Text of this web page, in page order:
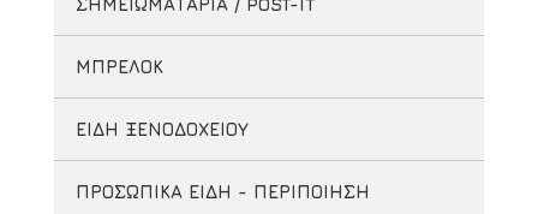
ΣΗΜΕΙΩΜΑΤΑΡΙΑ / POST-IT
ΜΠΡΕΛΟΚ
ΕΙΔΗ ΞΕΝΟΔΟΧΕΙΟΥ
ΠΡΟΣΩΠΙΚΑ ΕΙΔΗ - ΠΕΡΙΠΟΙΗΣΗ